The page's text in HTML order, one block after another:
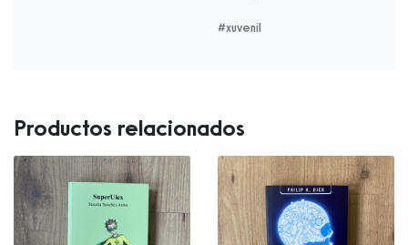
#xuvenil
Productos relacionados